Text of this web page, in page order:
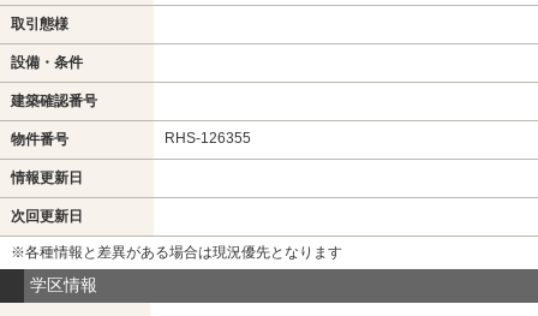
取引態様
設備・条件
建築確認番号
物件番号 RHS-126355
情報更新日
次回更新日
※各種情報と差異がある場合は現況優先となります
学区情報